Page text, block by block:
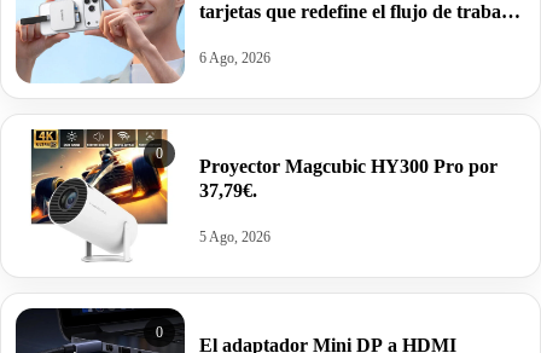
tarjetas que redefine el flujo de trabajo
6 Ago, 2026
0
Proyector Magcubic HY300 Pro por
37,79€.
5 Ago, 2026
0
El adaptador Mini DP a HDMI